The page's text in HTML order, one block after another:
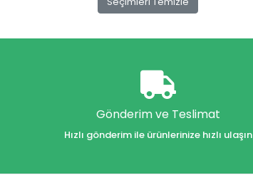
Alfabe Yayınları
Alpino
Alpino Çocuk Yayınları
Gönderim ve Teslimat
Hızlı gönderim ile ürünlerinize hızlı ulaşın